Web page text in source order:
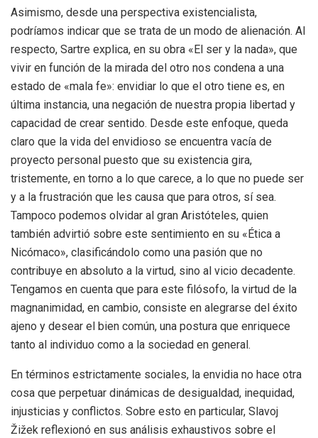
Asimismo, desde una perspectiva existencialista,
podríamos indicar que se trata de un modo de alienación. Al
respecto, Sartre explica, en su obra «El ser y la nada», que
vivir en función de la mirada del otro nos condena a una
estado de «mala fe»: envidiar lo que el otro tiene es, en
última instancia, una negación de nuestra propia libertad y
capacidad de crear sentido. Desde este enfoque, queda
claro que la vida del envidioso se encuentra vacía de
proyecto personal puesto que su existencia gira,
tristemente, en torno a lo que carece, a lo que no puede ser
y a la frustración que les causa que para otros, sí sea.
Tampoco podemos olvidar al gran Aristóteles, quien
también advirtió sobre este sentimiento en su «Ética a
Nicómaco», clasificándolo como una pasión que no
contribuye en absoluto a la virtud, sino al vicio decadente.
Tengamos en cuenta que para este filósofo, la virtud de la
magnanimidad, en cambio, consiste en alegrarse del éxito
ajeno y desear el bien común, una postura que enriquece
tanto al individuo como a la sociedad en general.
En términos estrictamente sociales, la envidia no hace otra
cosa que perpetuar dinámicas de desigualdad, inequidad,
injusticias y conflictos. Sobre esto en particular, Slavoj
Žižek reflexionó en sus análisis exhaustivos sobre el